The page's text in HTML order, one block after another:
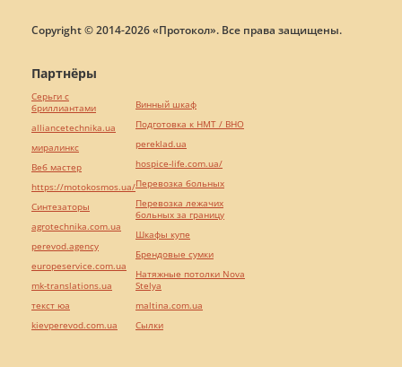
Copyright © 2014-2026 «Протокол». Все права защищены.
Партнёры
Серьги с
бриллиантами
alliancetechnika.ua
миралинкс
Веб мастер
https://motokosmos.ua/
Синтезаторы
agrotechnika.com.ua
perevod.agency
europeservice.com.ua
mk-translations.ua
текст юа
kievperevod.com.ua
Винный шкаф
Подготовка к НМТ / ВНО
pereklad.ua
hospice-life.com.ua/
Перевозка больных
Перевозка лежачих
больных за границу
Шкафы купе
Брендовые сумки
Натяжные потолки Nova
Stelya
maltina.com.ua
Cылки